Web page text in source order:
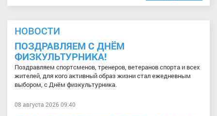
НОВОСТИ
ПОЗДРАВЛЯЕМ С ДНЁМ
ФИЗКУЛЬТУРНИКА!
Поздравляем спортсменов, тренеров, ветеранов спорта и всех
жителей, для кого активный образ жизни стал ежедневным
выбором, с Днём физкультурника.
08 августа 2026 09:40